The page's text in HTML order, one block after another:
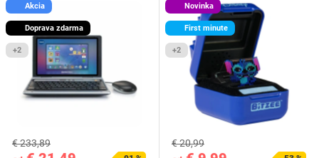
Akcia
Doprava zdarma
+2
€ 233,89
Novinka
First minute
+2
€ 20,99